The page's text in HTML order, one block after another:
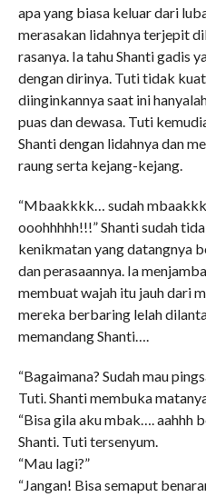
apa yang biasa keluar dari
merasakan lidahnya terjepit
rasanya. Ia tahu Shanti gadis
dengan dirinya. Tuti tidak
diinginkannya saat ini
puas dan dewasa. Tuti
Shanti dengan lidahnya dan
raung serta kejang-kejang.
“Mbaakkkk… sudah
ooohhhhh!!!” Shanti sudah
kenikmatan yang datangnya
dan perasaannya. Ia
membuat wajah itu jauh dari
mereka berbaring lelah
memandang Shanti….
“Bagaimana? Sudah mau
Tuti. Shanti membuka
“Bisa gila aku mbak…. aahhh
Shanti. Tuti tersenyum.
“Mau lagi?”
“Jangan! Bisa semaput